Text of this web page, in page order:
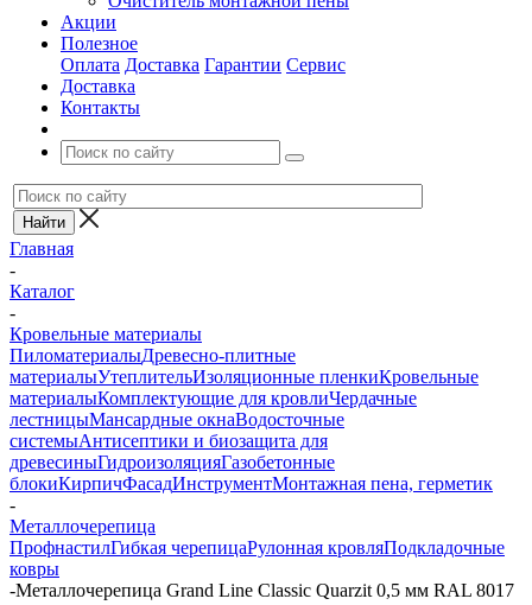
Акции
Полезное
Оплата Доставка Гарантии Сервис
Доставка
Контакты
Главная
-
Каталог
-
Кровельные материалы
ПиломатериалыДревесно-плитные
материалыУтеплительИзоляционные пленкиКровельные
материалыКомплектующие для кровлиЧердачные
лестницыМансардные окнаВодосточные
системыАнтисептики и биозащита для
древесиныГидроизоляцияГазобетонные
блокиКирпичФасадИнструментМонтажная пена, герметик
-
Металлочерепица
ПрофнастилГибкая черепицаРулонная кровляПодкладочные
ковры
-Металлочерепица Grand Line Classic Quarzit 0,5 мм RAL 8017